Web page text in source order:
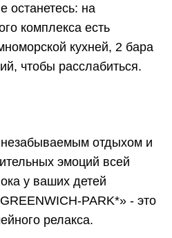
останетесь: на
комплекса есть
кухней, 2 бара
чтобы расслабиться.
незабываемым отдыхом и
эмоций всей
у ваших детей
PARK*» - это
релакса.